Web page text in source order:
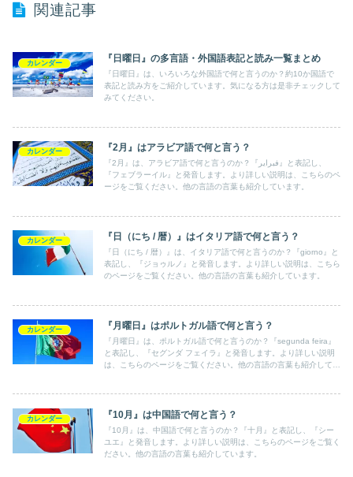
関連記事
カレンダー 『日曜日』の多言語・外国語表記と読み一覧まとめ
『日曜日』は、いろいろな外国語で何と言うのか？約10か国語で
表記と読み方をご紹介しています。気になる方は是非チェックして
みてください。
カレンダー 『2月』はアラビア語で何と言う？
『2月』は、アラビア語で何と言うのか？『فبراير』と表記し、
『フェブラーイル』と発音します。より詳しい説明は、こちらのペ
ージをご覧ください。他の言語の言葉も紹介しています。
カレンダー 『日（にち / 暦）』はイタリア語で何と言う？
『日（にち / 暦）』は、イタリア語で何と言うのか？『giorno』と
表記し、『ジョゥルノ』と発音します。より詳しい説明は、こちら
のページをご覧ください。他の言語の言葉も紹介しています。
カレンダー 『月曜日』はポルトガル語で何と言う？
『月曜日』は、ポルトガル語で何と言うのか？『segunda feira』
と表記し、『セグンダ フェイラ』と発音します。より詳しい説明
は、こちらのページをご覧ください。他の言語の言葉も紹介してい
カレンダー 『10月』は中国語で何と言う？
『10月』は、中国語で何と言うのか？『十月』と表記し、『シー
ユエ』と発音します。より詳しい説明は、こちらのページをご覧く
ださい。他の言語の言葉も紹介しています。